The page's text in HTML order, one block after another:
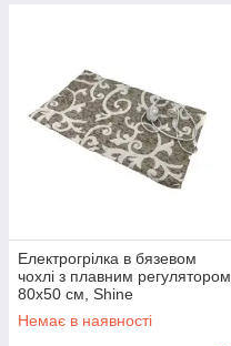
Електрогрілка в бязевом
чохлі з плавним регулятором
80х50 см, Shine
Немає в наявності